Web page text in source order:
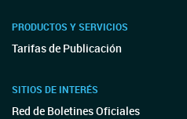
PRODUCTOS Y SERVICIOS
Tarifas de Publicación
SITIOS DE INTERÉS
Red de Boletines Oficiales